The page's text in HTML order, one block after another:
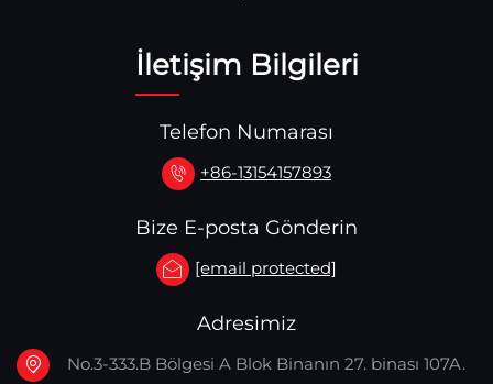
İletişim Bilgileri
Telefon Numarası
+86-13154157893
Bize E-posta Gönderin
[email protected]
Adresimiz
No.3-333.B Bölgesi A Blok Binanın 27. binası 107A.